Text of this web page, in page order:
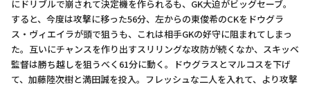
にドリブルで崩されて決定機を作られるも、GK大迫がビッグセーブ。
すると、今度は攻撃に移った56分、左からの東俊希のCKをドウグラ
ス・ヴィエイラが頭で狙うも、これは相手GKの好守に阻まれてしまっ
た。互いにチャンスを作り出すスリリングな攻防が続くなか、スキッベ
監督は勝ち越しを狙うべく61分に動く。ドウグラスとマルコスを下げ
て、加藤陸次樹と満田誠を投入。フレッシュな二人を入れて、より攻撃